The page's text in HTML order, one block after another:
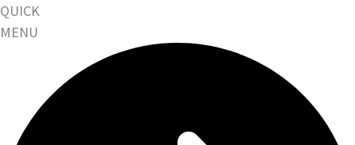
QUICK
MENU